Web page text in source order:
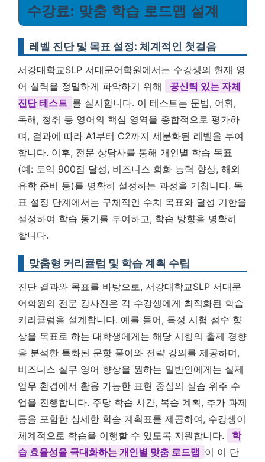
수강료: 맞춤 학습 로드맵 설계
레벨 진단 및 목표 설정: 체계적인 첫걸음
서강대학교SLP 서대문어학원에서는 수강생의 현재 영
어 실력을 정밀하게 파악하기 위해
공신력 있는 자체
진단 테스트 를 실시합니다. 이 테스트는 문법, 어휘,
독해, 청취 등 영어의 핵심 영역을 종합적으로 평가하
며, 결과에 따라 A1부터 C2까지 세분화된 레벨을 부여
합니다. 이후, 전문 상담사를 통해 개인별 학습 목표
(예: 토익 900점 달성, 비즈니스 회화 능력 향상, 해외
유학 준비 등)를 명확히 설정하는 과정을 거칩니다. 목
표 설정 단계에서는 구체적인 수치 목표와 달성 기한을
설정하여 학습 동기를 부여하고, 학습 방향을 명확히
합니다.
맞춤형 커리큘럼 및 학습 계획 수립
진단 결과와 목표를 바탕으로, 서강대학교SLP 서대문
어학원의 전문 강사진은 각 수강생에게 최적화된 학습
커리큘럼을 설계합니다. 예를 들어, 특정 시험 점수 향
상을 목표로 하는 대학생에게는 해당 시험의 출제 경향
을 분석한 특화된 문항 풀이와 전략 강의를 제공하며,
비즈니스 실무 영어 향상을 원하는 일반인에게는 실제
업무 환경에서 활용 가능한 표현 중심의 실습 위주 수
업을 진행합니다. 주당 학습 시간, 복습 계획, 추가 과제
등을 포함한 상세한 학습 계획표를 제공하여, 수강생이
체계적으로 학습을 이행할 수 있도록 지원합니다.
학
습 효율성을 극대화하는 개인별 맞춤 로드맵 이 이 단